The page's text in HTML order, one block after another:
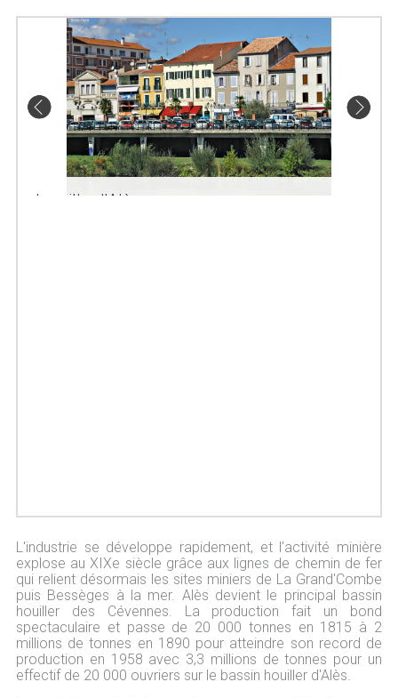
La ville d'Alès
L'industrie se développe rapidement, et l'activité minière
explose au XIXe siècle grâce aux lignes de chemin de fer
qui relient désormais les sites miniers de La Grand'Combe
puis Bessèges à la mer. Alès devient le principal bassin
houiller des Cévennes. La production fait un bond
spectaculaire et passe de 20 000 tonnes en 1815 à 2
millions de tonnes en 1890 pour atteindre son record de
production en 1958 avec 3,3 millions de tonnes pour un
effectif de 20 000 ouvriers sur le bassin houiller d'Alès.